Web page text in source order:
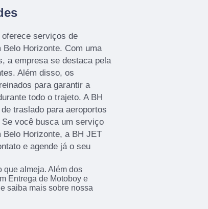
serviços de
Horizonte. Com uma
a empresa se destaca pela
Além disso, os
para garantir a
todo o trajeto. A BH
traslado para aeroportos
você busca um serviço
Horizonte, a BH JET
e agende já o seu
que almeja. Além dos
Entrega de Motoboy e
saiba mais sobre nossa